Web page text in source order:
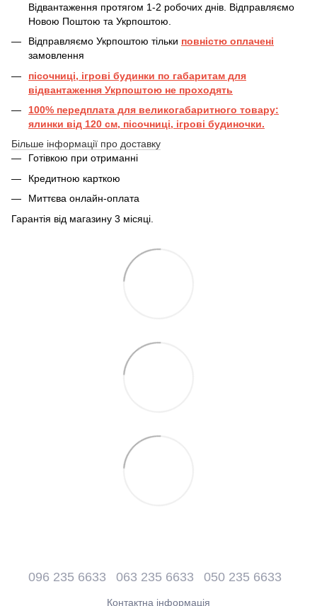
Відвантаження протягом 1-2 робочих днів. Відправляємо
Новою Поштою та Укрпоштою.
Відправляємо Укрпоштою тільки повністю оплачені
замовлення
пісочниці, ігрові будинки по габаритам для
відвантаження Укрпоштою не проходять
100% передплата для великогабаритного товару:
ялинки від 120 см, пісочниці, ігрові будиночки.
Більше інформації про доставку
Готівкою при отриманні
Кредитною карткою
Миттєва онлайн-оплата
Гарантія від магазину 3 місяці.
096 235 6633 063 235 6633 050 235 6633
Контактна інформація